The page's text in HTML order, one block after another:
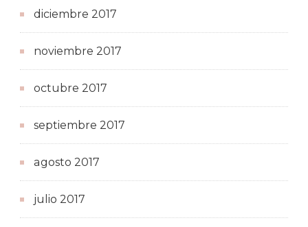
diciembre 2017
noviembre 2017
octubre 2017
septiembre 2017
agosto 2017
julio 2017